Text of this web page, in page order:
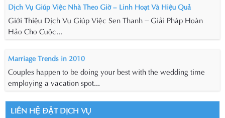
Dịch Vụ Giúp Việc Nhà Theo Giờ – Linh Hoạt Và Hiệu Quả
Giới Thiệu Dịch Vụ Giúp Việc Sen Thanh – Giải Pháp Hoàn
Hảo Cho Cuộc...
Marriage Trends in 2010
Couples happen to be doing your best with the wedding time
employing a vacation spot...
LIÊN HỆ ĐẶT DỊCH VỤ